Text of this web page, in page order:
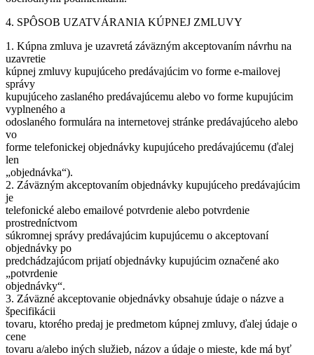
4. SPÔSOB UZATVÁRANIA KÚPNEJ ZMLUVY
1. Kúpna zmluva je uzavretá záväzným akceptovaním návrhu na
uzavretie
kúpnej zmluvy kupujúceho predávajúcim vo forme e‐mailovej
správy
kupujúceho zaslaného predávajúcemu alebo vo forme kupujúcim
vyplneného a
odoslaného formulára na internetovej stránke predávajúceho alebo
vo
forme telefonickej objednávky kupujúceho predávajúcemu (ďalej
len
„objednávka“).
2. Záväzným akceptovaním objednávky kupujúceho predávajúcim
je
telefonické alebo emailové potvrdenie alebo potvrdenie
prostredníctvom
súkromnej správy predávajúcim kupujúcemu o akceptovaní
objednávky po
predchádzajúcom prijatí objednávky kupujúcim označené ako
„potvrdenie
objednávky“.
3. Záväzné akceptovanie objednávky obsahuje údaje o názve a
špecifikácii
tovaru, ktorého predaj je predmetom kúpnej zmluvy, ďalej údaje o
cene
tovaru a/alebo iných služieb, názov a údaje o mieste, kde má byť